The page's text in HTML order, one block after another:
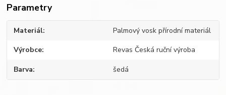
Parametry
Materiál Palmový vosk přírodní materiál
Výrobce Revas Česká ruční výroba
Barva šedá